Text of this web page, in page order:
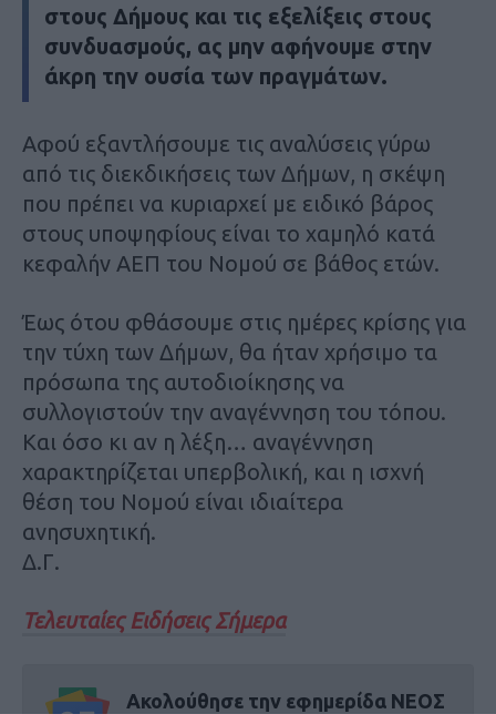
στους Δήμους και τις εξελίξεις στους
συνδυασμούς, ας μην αφήνουμε στην
άκρη την ουσία των πραγμάτων.
Αφού εξαντλήσουμε τις αναλύσεις γύρω
από τις διεκδικήσεις των Δήμων, η σκέψη
που πρέπει να κυριαρχεί με ειδικό βάρος
στους υποψηφίους είναι το χαμηλό κατά
κεφαλήν ΑΕΠ του Νομού σε βάθος ετών.
Έως ότου φθάσουμε στις ημέρες κρίσης για
την τύχη των Δήμων, θα ήταν χρήσιμο τα
πρόσωπα της αυτοδιοίκησης να
συλλογιστούν την αναγέννηση του τόπου.
Και όσο κι αν η λέξη… αναγέννηση
χαρακτηρίζεται υπερβολική, και η ισχνή
θέση του Νομού είναι ιδιαίτερα
ανησυχητική.
Δ.Γ.
Τελευταίες Ειδήσεις Σήμερα
Ακολούθησε την εφημερίδα ΝΕΟΣ